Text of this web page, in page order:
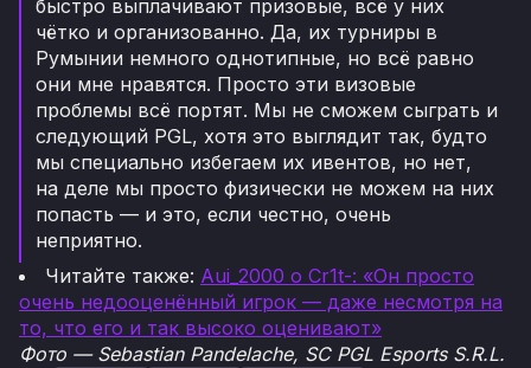
быстро выплачивают призовые, всё у них
чётко и организованно. Да, их турниры в
Румынии немного однотипные, но всё равно
они мне нравятся. Просто эти визовые
проблемы всё портят. Мы не сможем сыграть и
следующий PGL, хотя это выглядит так, будто
мы специально избегаем их ивентов, но нет,
на деле мы просто физически не можем на них
попасть — и это, если честно, очень
неприятно.
Читайте также: Aui_2000 о Cr1t-: «Он просто
очень недооценённый игрок — даже несмотря на
то, что его и так высоко оценивают»
Фото — Sebastian Pandelache, SC PGL Esports S.R.L.